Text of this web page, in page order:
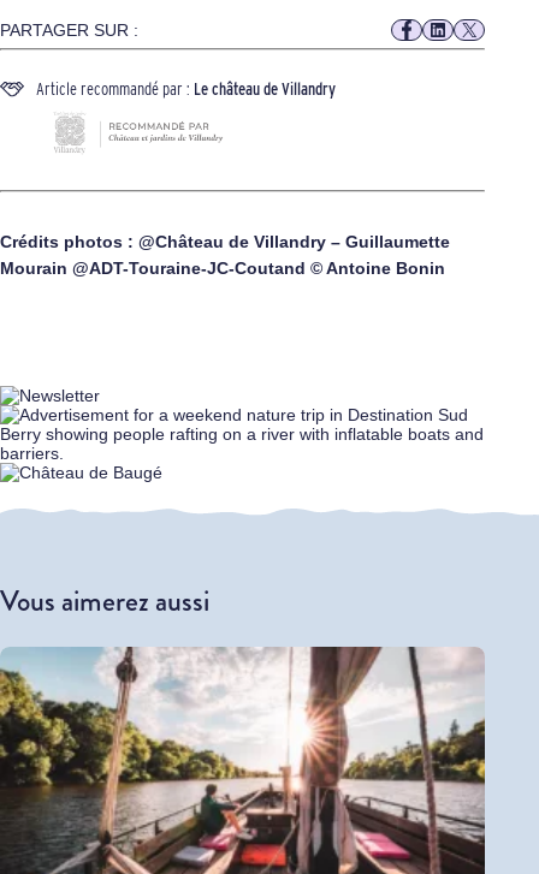
PARTAGER SUR :
Article recommandé par : Le château de Villandry
Crédits photos : @Château de Villandry – Guillaumette
Mourain @ADT-Touraine-JC-Coutand © Antoine Bonin
Vous aimerez aussi